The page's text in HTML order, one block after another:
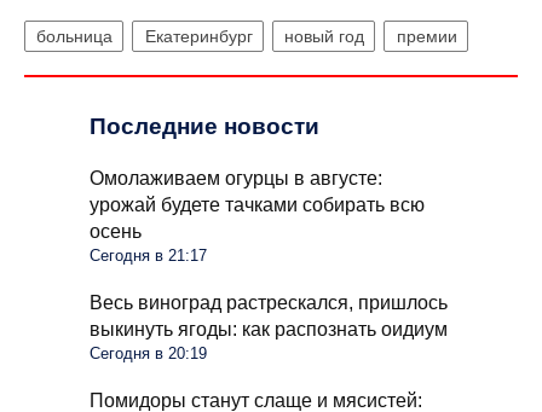
больница Екатеринбург новый год премии
Последние новости
Омолаживаем огурцы в августе:
урожай будете тачками собирать всю
осень
Сегодня в 21:17
Весь виноград растрескался, пришлось
выкинуть ягоды: как распознать оидиум
Сегодня в 20:19
Помидоры станут слаще и мясистей: